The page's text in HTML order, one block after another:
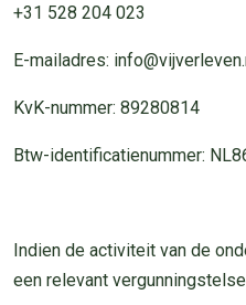
+31 528 204 023
E-mailadres:
KvK-nummer: 89280814
Btw-identificatienummer:
Indien de activiteit van de
een relevant